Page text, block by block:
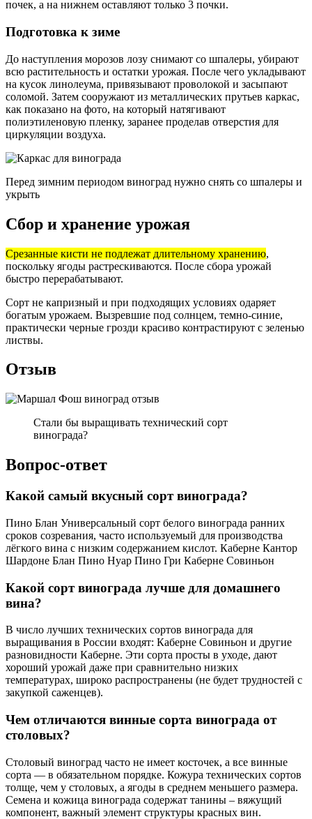
почек, а на нижнем оставляют только 3 почки.
Подготовка к зиме
До наступления морозов лозу снимают со шпалеры, убирают
всю растительность и остатки урожая. После чего укладывают
на кусок линолеума, привязывают проволокой и засыпают
соломой. Затем сооружают из металлических прутьев каркас,
как показано на фото, на который натягивают
полиэтиленовую пленку, заранее проделав отверстия для
циркуляции воздуха.
Перед зимним периодом виноград нужно снять со шпалеры и
укрыть
Сбор и хранение урожая
Срезанные кисти не подлежат длительному хранению,
поскольку ягоды растрескиваются. После сбора урожай
быстро перерабатывают.
Сорт не капризный и при подходящих условиях одаряет
богатым урожаем. Вызревшие под солнцем, темно-синие,
практически черные грозди красиво контрастируют с зеленью
листвы.
Отзыв
Стали бы выращивать технический сорт
винограда?
Вопрос-ответ
Какой самый вкусный сорт винограда?
Пино Блан Универсальный сорт белого винограда ранних
сроков созревания, часто используемый для производства
лёгкого вина с низким содержанием кислот. Каберне Кантор
Шардоне Блан Пино Нуар Пино Гри Каберне Совиньон
Какой сорт винограда лучше для домашнего
вина?
В число лучших технических сортов винограда для
выращивания в России входят: Каберне Совиньон и другие
разновидности Каберне. Эти сорта просты в уходе, дают
хороший урожай даже при сравнительно низких
температурах, широко распространены (не будет трудностей с
закупкой саженцев).
Чем отличаются винные сорта винограда от
столовых?
Столовый виноград часто не имеет косточек, а все винные
сорта — в обязательном порядке. Кожура технических сортов
толще, чем у столовых, а ягоды в среднем меньшего размера.
Семена и кожица винограда содержат танины – вяжущий
компонент, важный элемент структуры красных вин.